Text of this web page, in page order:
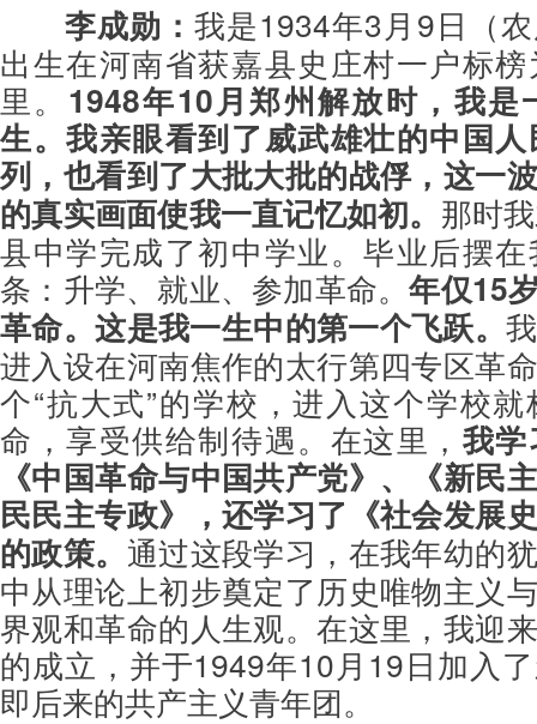
李成勋：我是1934年3月9日（
出生在河南省获嘉县史庄村一户标
里。 1948年10月郑州解放时，我是
生。我亲眼看到了威武雄壮的中国
列，也看到了大批大批的战俘，这一
的真实画面使我一直记忆如初。 那时
县中学完成了初中学业。毕业后摆
条：升学、就业、参加革命。年仅15
革命。这是我一生中的第一个飞跃。
进入设在河南焦作的太行第四专区革
个“抗大式”的学校，进入这个学校
命，享受供给制待遇。在这里， 我
《中国革命与中国共产党》、《新民
民民主专政》，还学习了《社会发展
的政策。 通过这段学习，在我年幼的
中从理论上初步奠定了历史唯物主义
界观和革命的人生观。在这里，我迎
的成立，并于1949年10月19日加入
即后来的共产主义青年团。